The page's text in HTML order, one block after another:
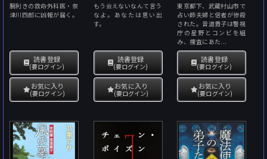
腕利きの救命外科医・奈
津川四郎に凶報が届く。
読書登録
(要ログイン)
お気に入り
(要ログイン)
もう会えないなんて言う
なよ。あなたは思い出
す。
読書登録
(要ログイン)
お気に入り
(要ログイン)
東京都下、武蔵村山市で
占い師夫婦と信者が惨殺
された。音道貴子は警視
庁の星野とコンビを組
み、捜査にあた...
読書登録
(要ログイン)
お気に入り
(要ログイン)